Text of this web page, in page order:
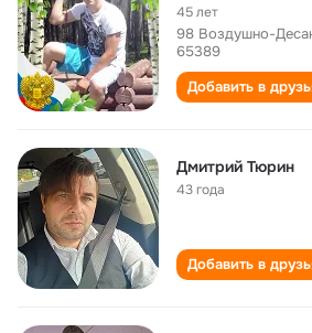
45 лет
98 Воздушно-
65389
Добавить в
Дмитрий Тюрин
43 года
Добавить в